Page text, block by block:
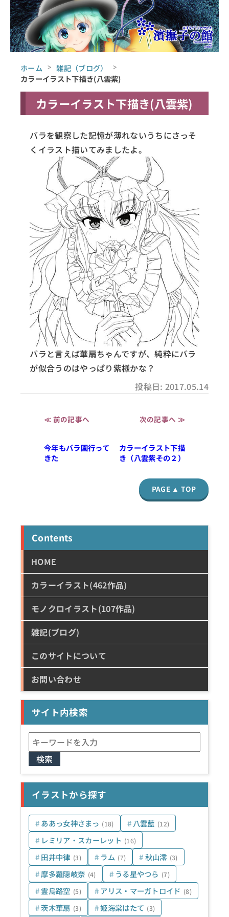
ホーム
雑記（ブログ）
カラーイラスト下描き(八雲紫)
カラーイラスト下描き(八雲紫)
バラを観察した記憶が薄れないうちにさっそ
くイラスト描いてみましたよ。
バラと言えば華扇ちゃんですが、純粋にバラ
が似合うのはやっぱり紫様かな？
投稿日: 2017.05.14
≪ 前の記事へ
今年もバラ園行って
きた
次の記事へ ≫
カラーイラスト下描
き（八雲紫その２）
PAGE ▲ TOP
Contents
HOME
カラーイラスト(462作品)
モノクロイラスト(107作品)
雑記(ブログ)
このサイトについて
お問い合わせ
サイト内検索
検
索:
イラストから探す
ああっ女神さまっ (18) 八雲藍 (12)
レミリア・スカーレット (16)
田井中律 (3) ラム (7) 秋山澪 (3)
摩多羅隠岐奈 (4) うる星やつら (7)
霊烏路空 (5) アリス・マーガトロイド (8)
茨木華扇 (3) 姫海棠はたて (3)